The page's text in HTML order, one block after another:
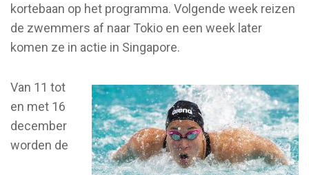
kortebaan op het programma. Volgende week reizen
de zwemmers af naar Tokio en een week later
komen ze in actie in Singapore.
Van 11 tot
en met 16
december
worden de